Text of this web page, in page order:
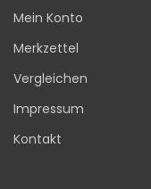
Mein Konto
Merkzettel
Vergleichen
Impressum
Kontakt